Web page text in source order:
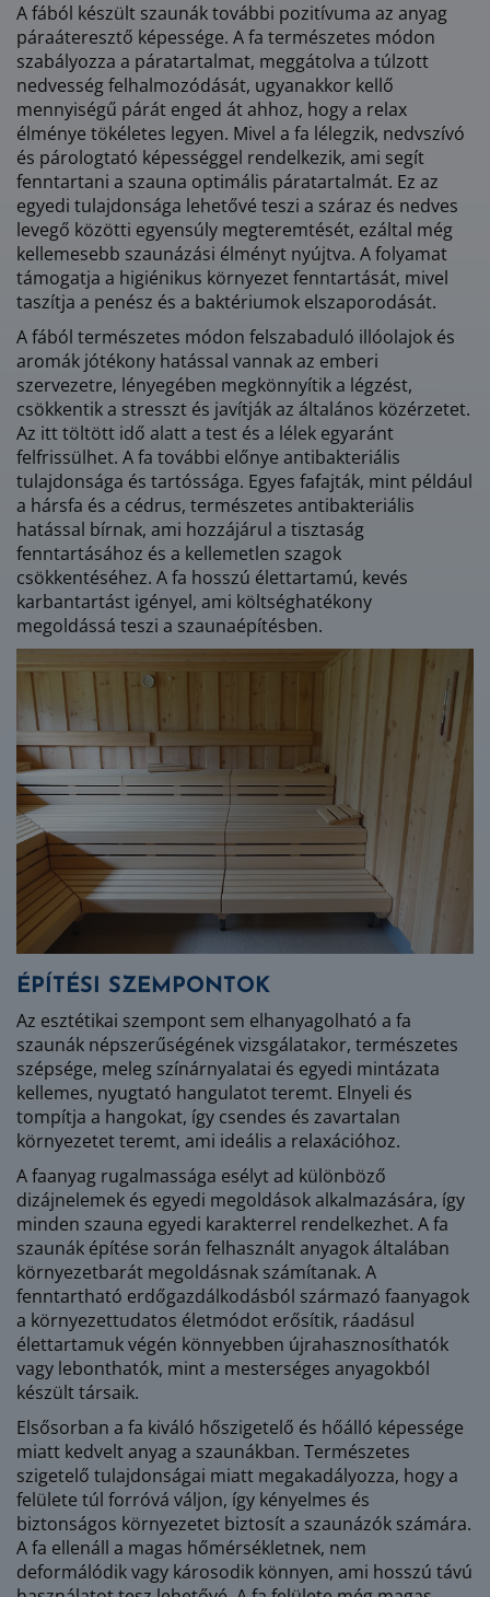
A fából készült szaunák további pozitívuma az anyag
páraáteresztő képessége. A fa természetes módon
szabályozza a páratartalmat, meggátolva a túlzott
nedvesség felhalmozódását, ugyanakkor kellő
mennyiségű párát enged át ahhoz, hogy a relax
élménye tökéletes legyen. Mivel a fa lélegzik, nedvszívó
és párologtató képességgel rendelkezik, ami segít
fenntartani a szauna optimális páratartalmát. Ez az
egyedi tulajdonsága lehetővé teszi a száraz és nedves
levegő közötti egyensúly megteremtését, ezáltal még
kellemesebb szaunázási élményt nyújtva. A folyamat
támogatja a higiénikus környezet fenntartását, mivel
taszítja a penész és a baktériumok elszaporodását.
A fából természetes módon felszabaduló illóolajok és
aromák jótékony hatással vannak az emberi
szervezetre, lényegében megkönnyítik a légzést,
csökkentik a stresszt és javítják az általános közérzetet.
Az itt töltött idő alatt a test és a lélek egyaránt
felfrissülhet. A fa további előnye antibakteriális
tulajdonsága és tartóssága. Egyes fafajták, mint például
a hársfa és a cédrus, természetes antibakteriális
hatással bírnak, ami hozzájárul a tisztaság
fenntartásához és a kellemetlen szagok
csökkentéséhez. A fa hosszú élettartamú, kevés
karbantartást igényel, ami költséghatékony
megoldássá teszi a szaunaépítésben.
ÉPÍTÉSI SZEMPONTOK
Az esztétikai szempont sem elhanyagolható a fa
szaunák népszerűségének vizsgálatakor, természetes
szépsége, meleg színárnyalatai és egyedi mintázata
kellemes, nyugtató hangulatot teremt. Elnyeli és
tompítja a hangokat, így csendes és zavartalan
környezetet teremt, ami ideális a relaxációhoz.
A faanyag rugalmassága esélyt ad különböző
dizájnelemek és egyedi megoldások alkalmazására, így
minden szauna egyedi karakterrel rendelkezhet. A fa
szaunák építése során felhasznált anyagok általában
környezetbarát megoldásnak számítanak. A
fenntartható erdőgazdálkodásból származó faanyagok
a környezettudatos életmódot erősítik, ráadásul
élettartamuk végén könnyebben újrahasznosíthatók
vagy lebonthatók, mint a mesterséges anyagokból
készült társaik.
Elsősorban a fa kiváló hőszigetelő és hőálló képessége
miatt kedvelt anyag a szaunákban. Természetes
szigetelő tulajdonságai miatt megakadályozza, hogy a
felülete túl forróvá váljon, így kényelmes és
biztonságos környezetet biztosít a szaunázók számára.
A fa ellenáll a magas hőmérsékletnek, nem
deformálódik vagy károsodik könnyen, ami hosszú távú